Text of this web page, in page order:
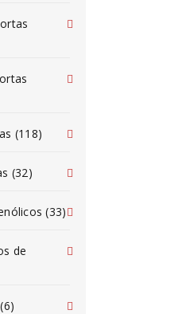
(118)
(32)
(33)
de